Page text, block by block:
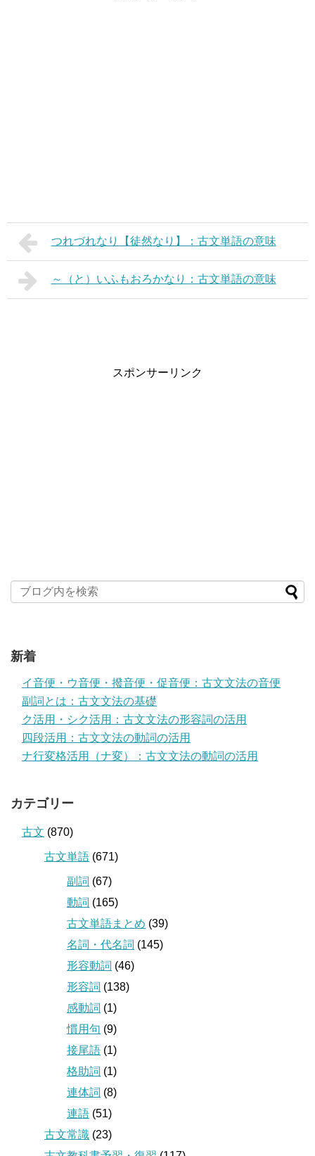
つれづれなり【徒然なり】：古文単語の意味
～（と）いふもおろかなり：古文単語の意味
スポンサーリンク
新着
イ音便・ウ音便・撥音便・促音便：古文文法の音便
副詞とは：古文文法の基礎
ク活用・シク活用：古文文法の形容詞の活用
四段活用：古文文法の動詞の活用
ナ行変格活用（ナ変）：古文文法の動詞の活用
カテゴリー
古文 (870)
古文単語 (671)
副詞 (67)
動詞 (165)
古文単語まとめ (39)
名詞・代名詞 (145)
形容動詞 (46)
形容詞 (138)
感動詞 (1)
慣用句 (9)
接尾語 (1)
格助詞 (1)
連体詞 (8)
連語 (51)
古文常識 (23)